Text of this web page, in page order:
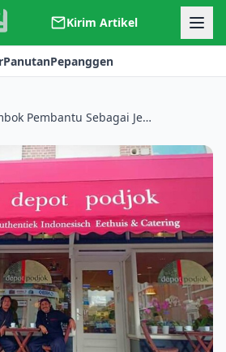
Kirim Artikel
PanutanPepanggen
Mbok-mbok Pembantu Sebagai Jembatan Kebudayaan Antar Bangsa